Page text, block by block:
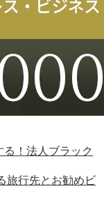
る！法人ブラック
旅行先とお勧めビ